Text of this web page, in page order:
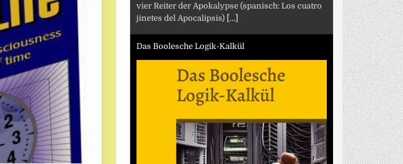
vier Reiter der Apokalypse (spanisch: Los cuatro
jinetes del Apocalipsis) [...]
Das Boolesche Logik-Kalkül